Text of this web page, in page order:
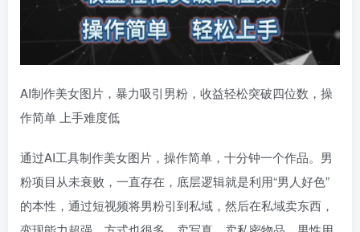
AI制作美女图片，暴力吸引男粉，收益轻松突破四位数，操
作简单 上手难度低
通过AI工具制作美女图片，操作简单，十分钟一个作品。男
粉项目从未衰败，一直存在，底层逻辑就是利用“男人好色”
的本性，通过短视频将男粉引到私域，然后在私域卖东西，